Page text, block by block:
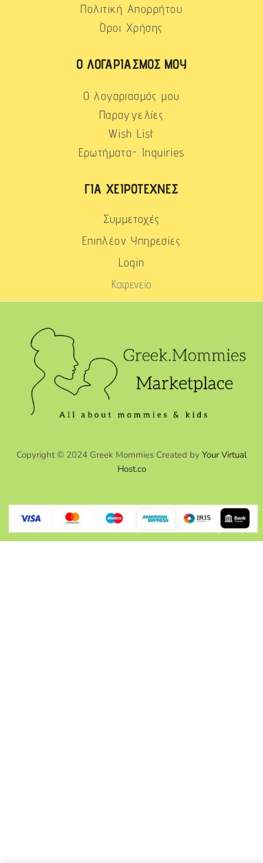
Πολιτική Απορρήτου
Όροι Χρήσης
Ο ΛΟΓΑΡΙΑΣΜΌΣ ΜΟΥ
Ο λογαριασμός μου
Παραγγελίες
Wish List
Ερωτήματα- Inquiries
ΓΙΑ ΧΕΙΡΟΤΈΧΝΕΣ
Συμμετοχές
Επιπλέον Υπηρεσίες
Login
Καφενείο
Copyright © 2024 Greek Mommies Created by Your Virtual
Host.co